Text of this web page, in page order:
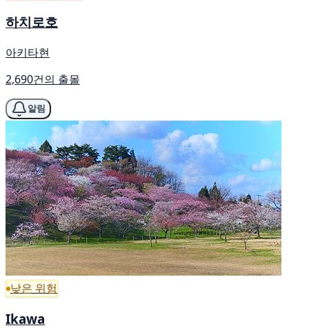
하치로호
아키타현
2,690건의 출몰
알림
낮은 위험
Ikawa